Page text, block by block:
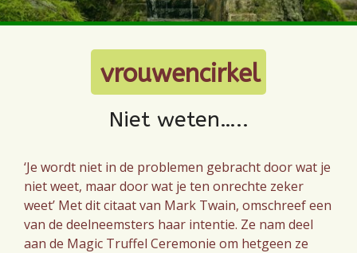
vrouwencirkel
Niet weten…..
‘Je wordt niet in de problemen gebracht door wat je
niet weet, maar door wat je ten onrechte zeker
weet’ Met dit citaat van Mark Twain, omschreef een
van de deelneemsters haar intentie. Ze nam deel
aan de Magic Truffel Ceremonie om hetgeen ze